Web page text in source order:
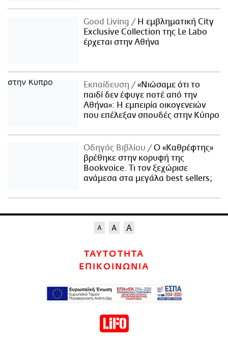
Good Living
Η εμβληματική City
Exclusive Collection της Le Labo
έρχεται στην Αθήνα
Εκπαίδευση
«Νιώσαμε ότι το
παιδί δεν έφυγε ποτέ από την
Αθήνα»: Η εμπειρία οικογενειών
που επέλεξαν σπουδές στην Κύπρο
Οδηγός Βιβλίου
Ο «Καθρέφτης»
βρέθηκε στην κορυφή της
Bookvoice. Τι τον ξεχώρισε
ανάμεσα στα μεγάλα best sellers;
ΤΑΥΤΟΤΗΤΑ
ΕΠΙΚΟΙΝΩΝΙΑ